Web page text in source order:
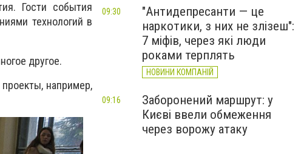
Гости события
технологий в
другое.
например,
"Антидепресанти — це
наркотики, з них не злізеш":
7 міфів, через які люди
роками терплять
НОВИНИ КОМПАНІЙ
09:30
Заборонений маршрут: у
Києві ввели обмеження
через ворожу атаку
09:16